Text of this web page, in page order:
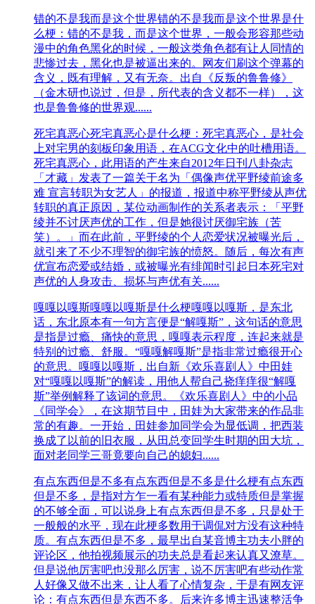
错的不是我而是这个世界错的不是我而是这个世界是什
么梗：错的不是我，而是这个世界，一般会形容那些动
漫中的角色黑化的时候，一般这类角色都有让人同情的
悲惨过去，黑化也是被逼出来的。网友们刷这个弹幕的
含义，既有理解，又有无奈。出自《反叛的鲁鲁修》
（金木研也说过，但是，所代表的含义都不一样），这
也是鲁鲁修的世界观......
死宅真恶心死宅真恶心是什么梗：死宅真恶心，是社会
上对宅男的刻板印象用语，在ACG文化中的吐槽用语。
死宅真恶心，此用语的产生来自2012年日刊八卦杂志
「才藏」发表了一篇关于名为「偶像声优平野绫前途多
难 宣言转职为女艺人」的报道，报道中称平野绫从声优
转职的真正原因，某位动画制作的关系者表示：「平野
绫并不讨厌声优的工作，但是她很讨厌御宅族（苦
笑）。」而在此前，平野绫的个人恋爱状况被曝光后，
就引来了不少不理智的御宅族的愤怒。随后，每次有声
优宣布恋爱或结婚，或被曝光有绯闻时引起日本死宅对
声优的人身攻击、损坏与声优有关......
嘎嘎以嘎斯嘎嘎以嘎斯是什么梗嘎嘎以嘎斯，是东北
话，东北原本有一句方言便是“解嘎斯”，这句话的意思
是指是过瘾、痛快的意思，嘎嘎表示程度，连起来就是
特别的过瘾、舒服。“嘎嘎解嘎斯”是指非常过瘾很开心
的意思。嘎嘎以嘎斯，出自新《欢乐喜剧人》中田娃
对“嘎嘎以嘎斯”的解读，用他人帮自己挠痒痒很“解嘎
斯”举例解释了该词的意思。《欢乐喜剧人》中的小品
《同学会》，在这期节目中，田娃为大家带来的作品非
常的有趣。一开始，田娃参加同学会为显低调，把西装
换成了以前的旧衣服，从田总变回学生时期的田大坑，
面对老同学三哥竟要向自己的媳妇......
有点东西但是不多有点东西但是不多是什么梗有点东西
但是不多，是指对方乍一看有某种能力或特质但是掌握
的不够全面，可以说身上有点东西但是不多，只是处于
一般般的水平，现在此梗多数用于调侃对方没有这种特
质。有点东西但是不多，最早出自某音博主功夫小胖的
评论区，他拍视频展示的功夫总是看起来认真又潦草。
但是说他厉害吧也没那么厉害，说不厉害吧有些动作常
人好像又做不出来，让人看了心情复杂，于是有网友评
论：有点东西但是东西不多。后来许多博主迅速整活争